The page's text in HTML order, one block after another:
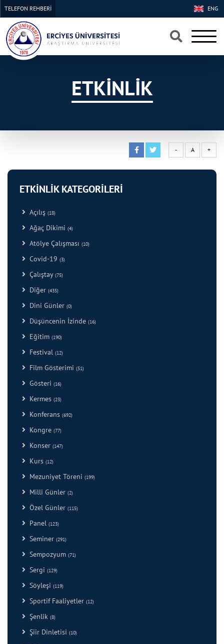
×
×
ENG
TELEFON REHBERİ
ETKİNLİK
- A +
ETKİNLİK KATEGORİLERİ
Açılış (18)
Ağaç Dikimi (4)
Atölye Çalışması (10)
Covid-19 (3)
Çalıştay (75)
Diğer (435)
Dini Günler (0)
Düşüncenin İzinde (16)
Eğitim (190)
Festival (12)
Film Gösterimi (51)
Gösteri (16)
Kermes (23)
Konferans (692)
Kongre (77)
Konser (147)
Kurs (12)
Mezuniyet Töreni (199)
Milli Günler (2)
Özel Günler (115)
Panel (123)
Seminer (291)
Sempozyum (71)
Sergi (129)
Söyleşi (119)
Sportif Faaliyetler (12)
Şenlik (8)
Şiir Dinletisi (10)